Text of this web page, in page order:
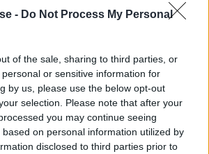
- Do Not Process My Personal
of the sale, sharing to third parties, or
or sensitive information for
by us, please use the below opt-out
selection. Please note that after your
you may continue seeing
on personal information utilized by
disclosed to third parties prior to